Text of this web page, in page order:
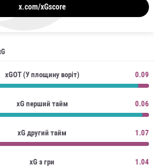
x.com/xGscore
xGOT (У площину воріт) 0.09
xG перший тайм 0.06
xG другий тайм 1.07
xG з гри 1.04